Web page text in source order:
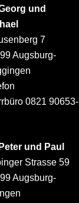
und
7
Augsburg-
0821 90653-
und Paul
Strasse 59
Augsburg-